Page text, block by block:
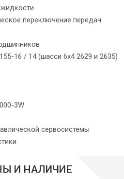
переключение передач
16 / 14 (шасси 6x4 2629 и 2635)
3W
сервосистемы
И НАЛИЧИЕ